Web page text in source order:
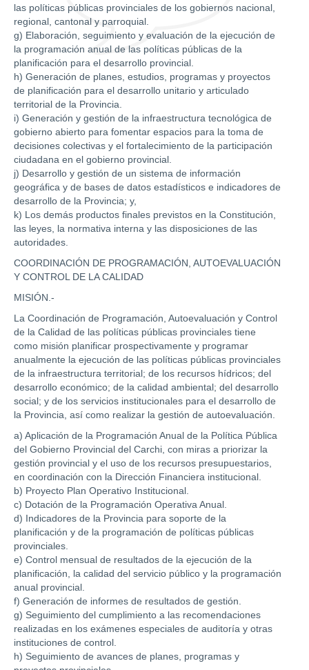
las políticas públicas provinciales de los gobiernos nacional,
regional, cantonal y parroquial.
g) Elaboración, seguimiento y evaluación de la ejecución de
la programación anual de las políticas públicas de la
planificación para el desarrollo provincial.
h) Generación de planes, estudios, programas y proyectos
de planificación para el desarrollo unitario y articulado
territorial de la Provincia.
i) Generación y gestión de la infraestructura tecnológica de
gobierno abierto para fomentar espacios para la toma de
decisiones colectivas y el fortalecimiento de la participación
ciudadana en el gobierno provincial.
j) Desarrollo y gestión de un sistema de información
geográfica y de bases de datos estadísticos e indicadores de
desarrollo de la Provincia; y,
k) Los demás productos finales previstos en la Constitución,
las leyes, la normativa interna y las disposiciones de las
autoridades.
COORDINACIÓN DE PROGRAMACIÓN, AUTOEVALUACIÓN
Y CONTROL DE LA CALIDAD
MISIÓN.-
La Coordinación de Programación, Autoevaluación y Control
de la Calidad de las políticas públicas provinciales tiene
como misión planificar prospectivamente y programar
anualmente la ejecución de las políticas públicas provinciales
de la infraestructura territorial; de los recursos hídricos; del
desarrollo económico; de la calidad ambiental; del desarrollo
social; y de los servicios institucionales para el desarrollo de
la Provincia, así como realizar la gestión de autoevaluación.
a) Aplicación de la Programación Anual de la Política Pública
del Gobierno Provincial del Carchi, con miras a priorizar la
gestión provincial y el uso de los recursos presupuestarios,
en coordinación con la Dirección Financiera institucional.
b) Proyecto Plan Operativo Institucional.
c) Dotación de la Programación Operativa Anual.
d) Indicadores de la Provincia para soporte de la
planificación y de la programación de políticas públicas
provinciales.
e) Control mensual de resultados de la ejecución de la
planificación, la calidad del servicio público y la programación
anual provincial.
f) Generación de informes de resultados de gestión.
g) Seguimiento del cumplimiento a las recomendaciones
realizadas en los exámenes especiales de auditoría y otras
instituciones de control.
h) Seguimiento de avances de planes, programas y